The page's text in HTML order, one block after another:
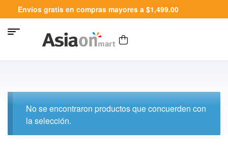
Envíos gratis en compras mayores a $1,499.00
No se encontraron productos que concuerden con
la selección.